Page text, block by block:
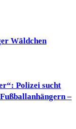
Wäldchen
Polizei sucht
–